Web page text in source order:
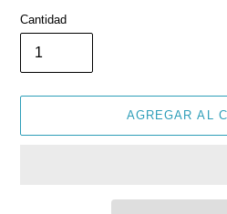
Cantidad
AGREGAR AL